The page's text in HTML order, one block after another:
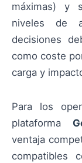
máximas) y
niveles de
decisiones
como coste
carga y
Para los
plataforma
ventaja
compatibles